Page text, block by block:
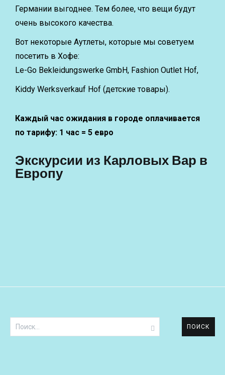
Германии выгоднее. Тем более, что вещи будут
очень высокого качества.
Вот некоторые Аутлеты, которые мы советуем
посетить в Хофе:
Le-Go Bekleidungswerke GmbН, Fashion Оutlet Hof,
Kiddy Werksverkauf Hof (детские товары).
Каждый час ожидания в городе оплачивается
по тарифу: 1 час = 5 евро
Экскурсии из Карловых Вар в
Европу